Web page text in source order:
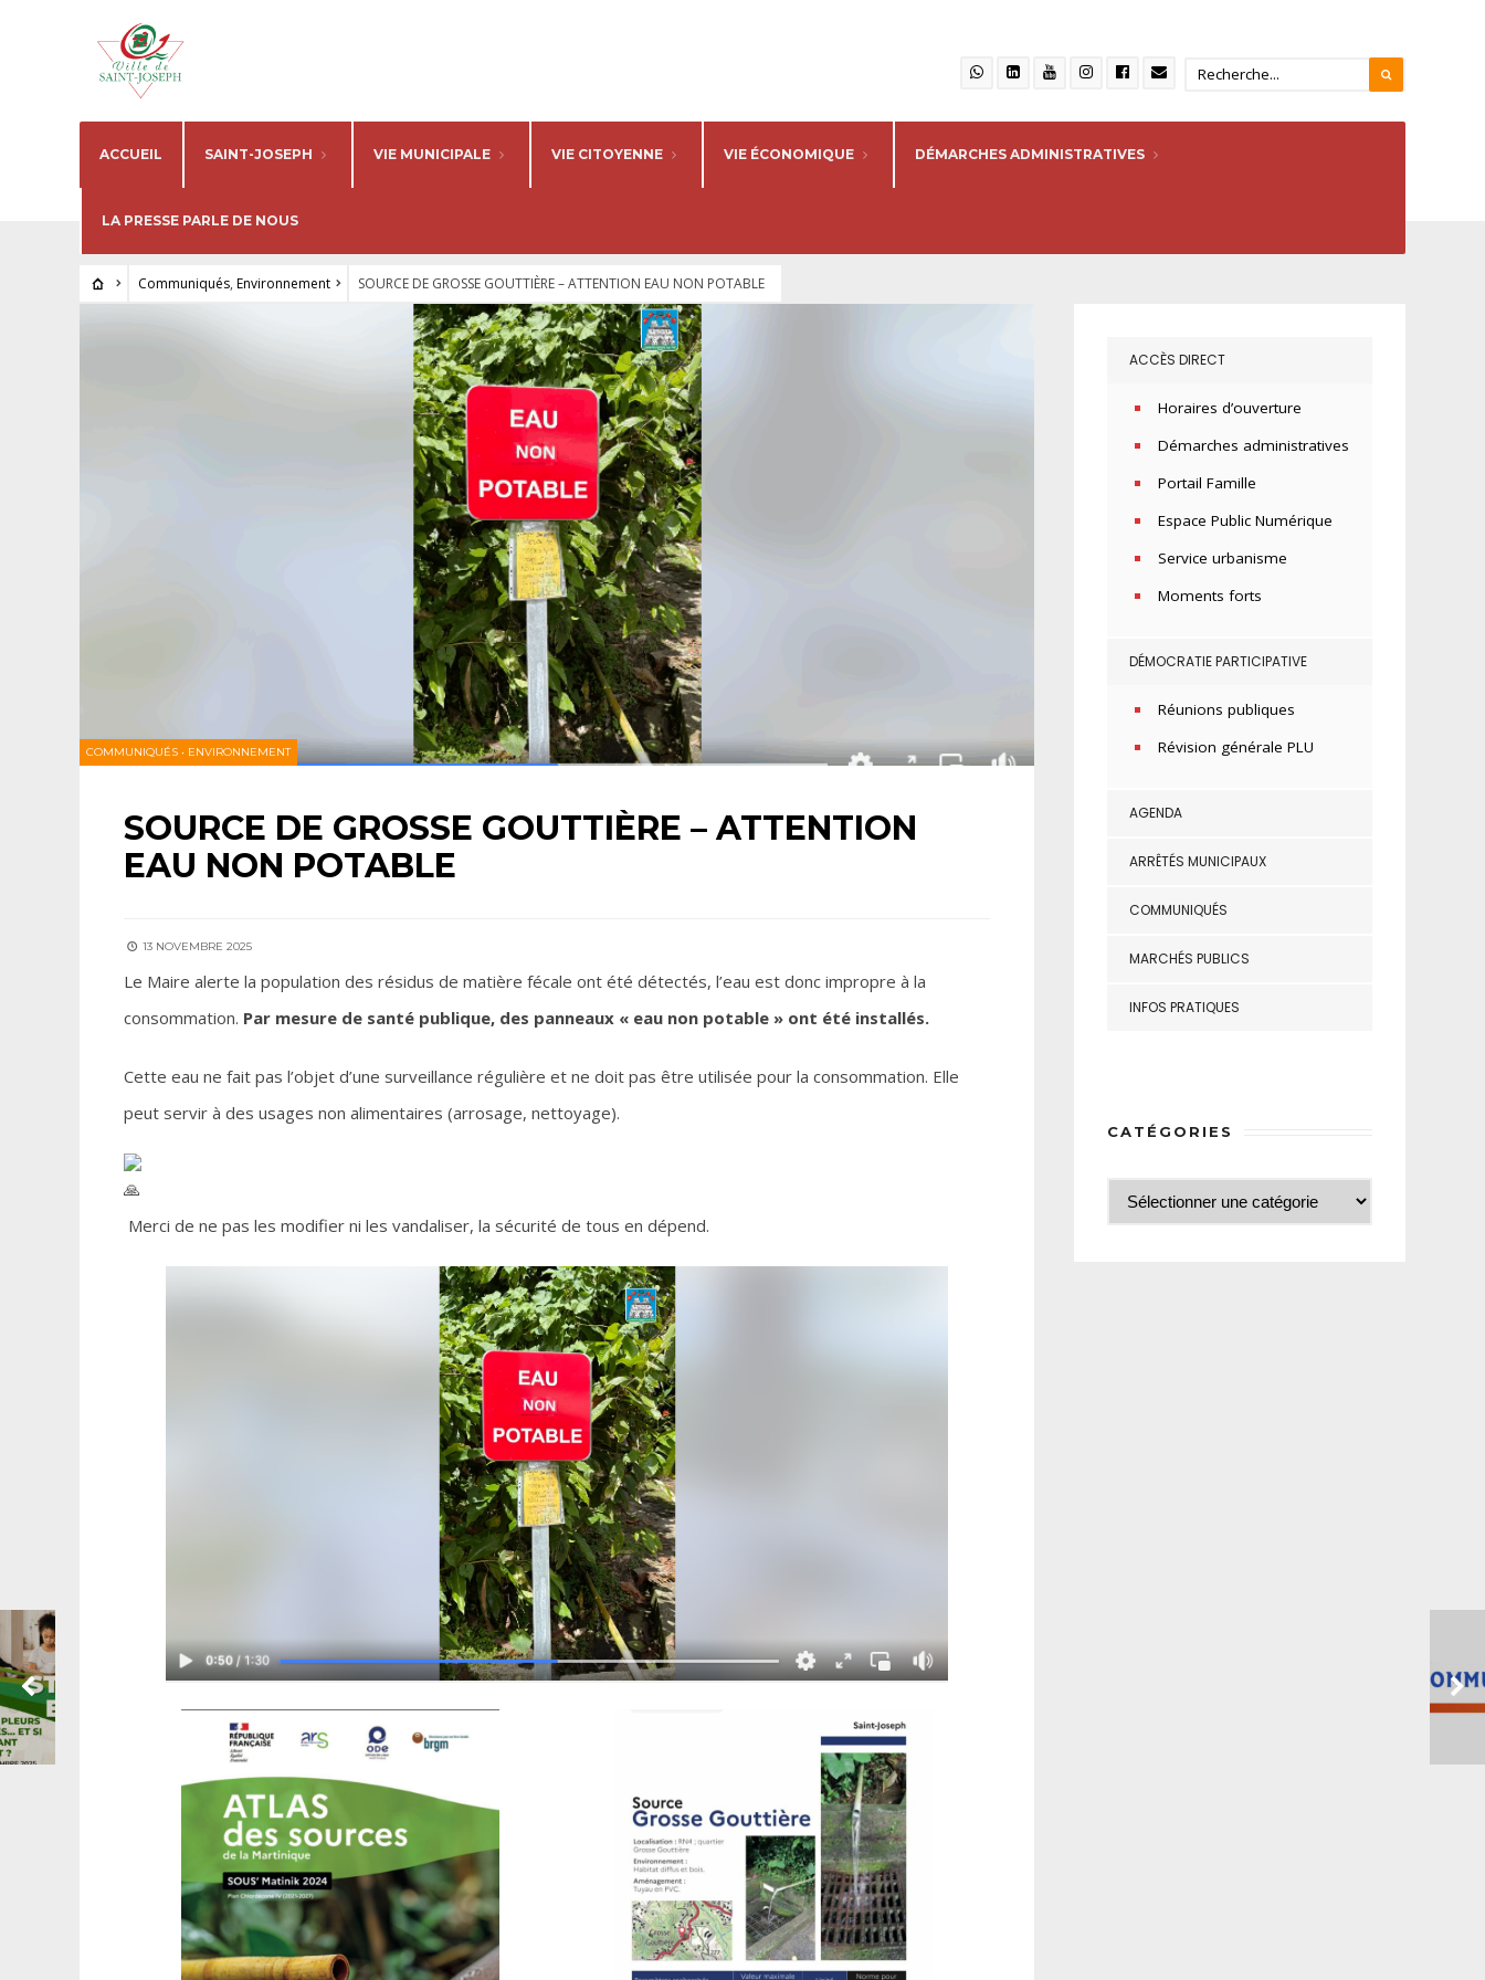
ACCUEIL SAINT-JOSEPH VIE MUNICIPALE VIE CITOYENNE VIE ÉCONOMIQUE DÉMARCHES ADMINISTRATIVES
LA PRESSE PARLE DE NOUS
Communiqués, Environnement SOURCE DE GROSSE GOUTTIÈRE – ATTENTION EAU NON POTABLE
COMMUNIQUÉS • ENVIRONNEMENT
SOURCE DE GROSSE GOUTTIÈRE – ATTENTION
EAU NON POTABLE
13 NOVEMBRE 2025
Le Maire alerte la population des résidus de matière fécale ont été détectés, l’eau est donc impropre à la
consommation. Par mesure de santé publique, des panneaux « eau non potable » ont été installés.
Cette eau ne fait pas l’objet d’une surveillance régulière et ne doit pas être utilisée pour la consommation. Elle
peut servir à des usages non alimentaires (arrosage, nettoyage).
Merci de ne pas les modifier ni les vandaliser, la sécurité de tous en dépend.
ACCÈS DIRECT
Horaires d’ouverture
Démarches administratives
Portail Famille
Espace Public Numérique
Service urbanisme
Moments forts
DÉMOCRATIE PARTICIPATIVE
Réunions publiques
Révision générale PLU
AGENDA
ARRÊTÉS MUNICIPAUX
COMMUNIQUÉS
MARCHÉS PUBLICS
INFOS PRATIQUES
CATÉGORIES